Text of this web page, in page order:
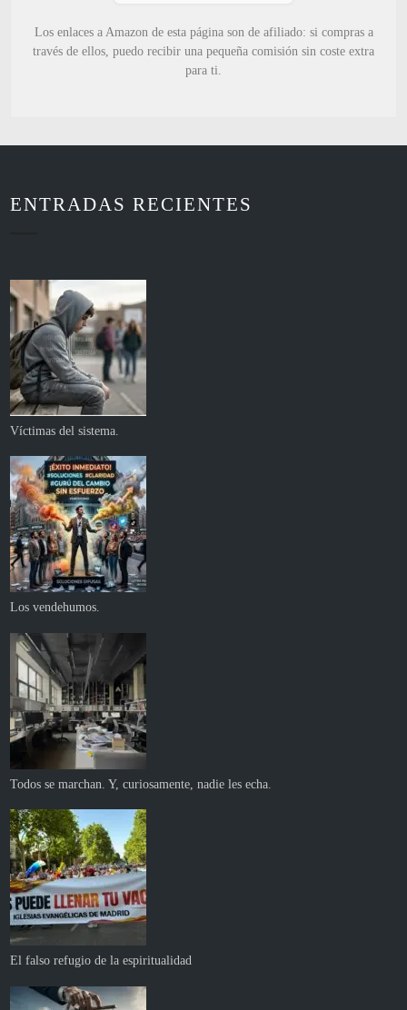
Los enlaces a Amazon de esta página son de afiliado: si compras a
través de ellos, puedo recibir una pequeña comisión sin coste extra
para ti.
ENTRADAS RECIENTES
Víctimas del sistema.
Los vendehumos.
Todos se marchan. Y, curiosamente, nadie les echa.
El falso refugio de la espiritualidad